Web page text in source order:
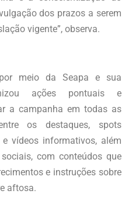
dos prazos a serem
vigente”, observa.
meio da Seapa e sua
ações pontuais e
a campanha em todas as
os destaques, spots
vídeos informativos, além
com conteúdos que
e instruções sobre
aftosa.